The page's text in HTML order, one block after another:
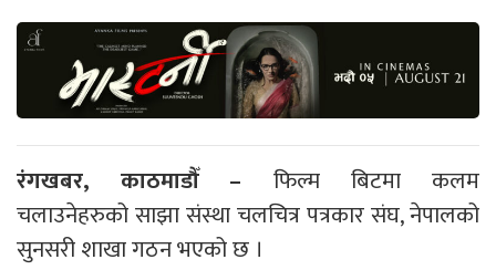
रंगखबर, काठमाडौँ – फिल्म बिटमा कलम
चलाउनेहरुको साझा संस्था चलचित्र पत्रकार संघ, नेपालको
सुनसरी शाखा गठन भएको छ ।